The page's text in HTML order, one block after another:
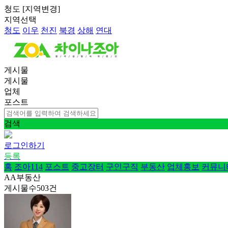
청도 [지역변경]
지역선택
청도 이우 천진 북경 상해 연대
게시물
게시물
업체
포스트
검색
로그인하기
등록
홈 조아114 포스트 중고장터 구인구직 부동산 업체홍보 커뮤니
AA부동산
게시물수503건